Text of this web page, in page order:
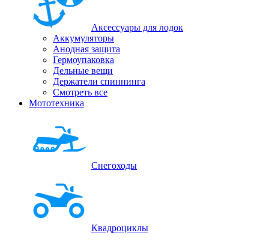
Аксессуары для лодок
Аккумуляторы
Анодная защита
Гермоупаковка
Дельные вещи
Держатели спиннинга
Смотреть все
Мототехника
Снегоходы
Квадроциклы